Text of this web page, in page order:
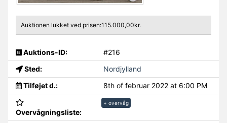
Auktionen lukket ved prisen:115.000,00kr.
Auktions-ID:
#216
Sted:
Nordjylland
Tilføjet d.:
8th of februar 2022 at 6:00 PM
Overvågningsliste:
+ overvåg